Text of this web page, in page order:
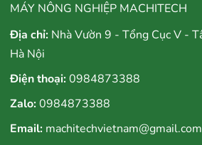
MÁY NÔNG NGHIỆP MACHITECH
Địa chỉ: Nhà Vườn 9 - Tổng Cục V -
Hà Nội
Điện thoại:0984873388
Zalo:0984873388
Email: machitechvietnam@gmail.com